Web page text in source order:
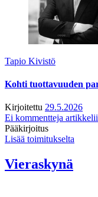
Tapio Kivistö
Kohti tuottavuuden
Kirjoitettu 29.5.2026
Ei kommentteja
Pääkirjoitus
Lisää toimitukselta
Vieraskynä